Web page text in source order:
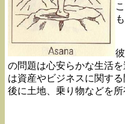
の問題は心安らかな生活
は資産やビジネスに関す
後に土地、乗り物などを所